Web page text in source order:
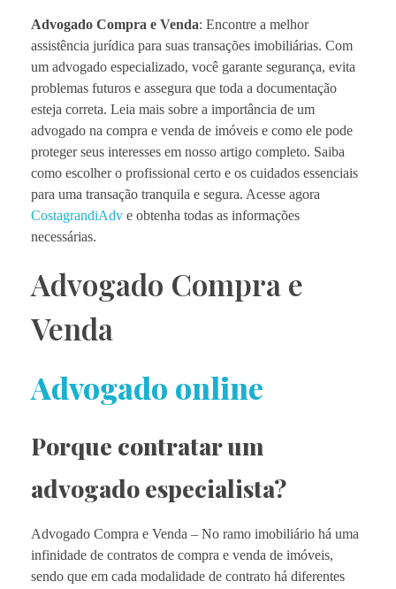
Advogado Compra e Venda: Encontre a melhor
assistência jurídica para suas transações imobiliárias. Com
um advogado especializado, você garante segurança, evita
problemas futuros e assegura que toda a documentação
esteja correta. Leia mais sobre a importância de um
advogado na compra e venda de imóveis e como ele pode
proteger seus interesses em nosso artigo completo. Saiba
como escolher o profissional certo e os cuidados essenciais
para uma transação tranquila e segura. Acesse agora
CostagrandiAdv e obtenha todas as informações
necessárias.
Advogado Compra e
Venda
Advogado online
Porque contratar um
advogado especialista?
Advogado Compra e Venda – No ramo imobiliário há uma
infinidade de contratos de compra e venda de imóveis,
sendo que em cada modalidade de contrato há diferentes